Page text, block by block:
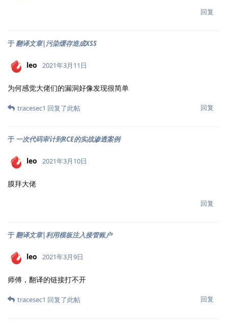
回复
于 翻译文章|污染缓存造成XSS
leo 2021年3月11日
为何感觉大佬们的漏洞好像发现很简单
回复
tracesec1 回复了此帖
于 一次代码审计到RCE的实战渗透案例
leo 2021年3月10日
膜拜大佬
回复
于 翻译文章|利用模板注入接管账户
leo 2021年3月9日
师傅，翻译的链接打不开
回复
tracesec1 回复了此帖